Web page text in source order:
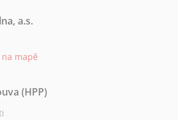
a.s.
mapě
(HPP)